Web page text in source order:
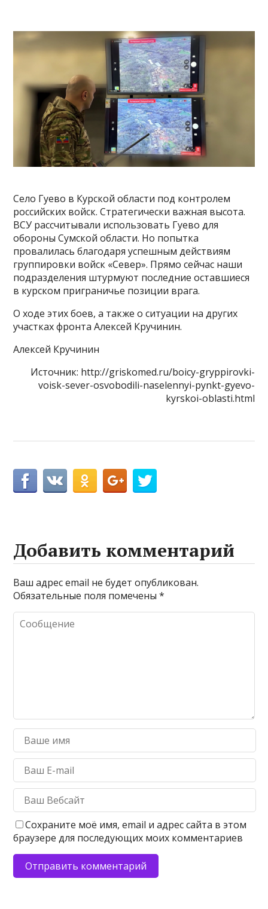
Село Гуево в Курской области под контролем
российских войск. Стратегически важная высота.
ВСУ рассчитывали использовать Гуево для
обороны Сумской области. Но попытка
провалилась благодаря успешным действиям
группировки войск «Север». Прямо сейчас наши
подразделения штурмуют последние оставшиеся
в курском приграничье позиции врага.
О ходе этих боев, а также о ситуации на других
участках фронта Алексей Кручинин.
Алексей Кручинин
Источник: http://griskomed.ru/boicy-gryppirovki-
voisk-sever-osvobodili-naselennyi-pynkt-gyevo-
kyrskoi-oblasti.html
Добавить комментарий
Ваш адрес email не будет опубликован.
Обязательные поля помечены*
Сохраните моё имя, email и адрес сайта в этом
браузере для последующих моих комментариев